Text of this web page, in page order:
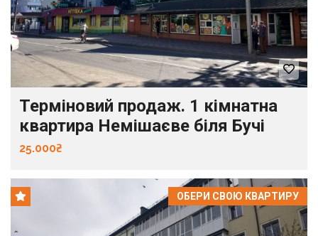
Терміновий продаж. 1 кімнатна
квартира Немішаєве біля Бучі
25.000₴
ОБЕРИ СВОЮ КВАРТИРУ